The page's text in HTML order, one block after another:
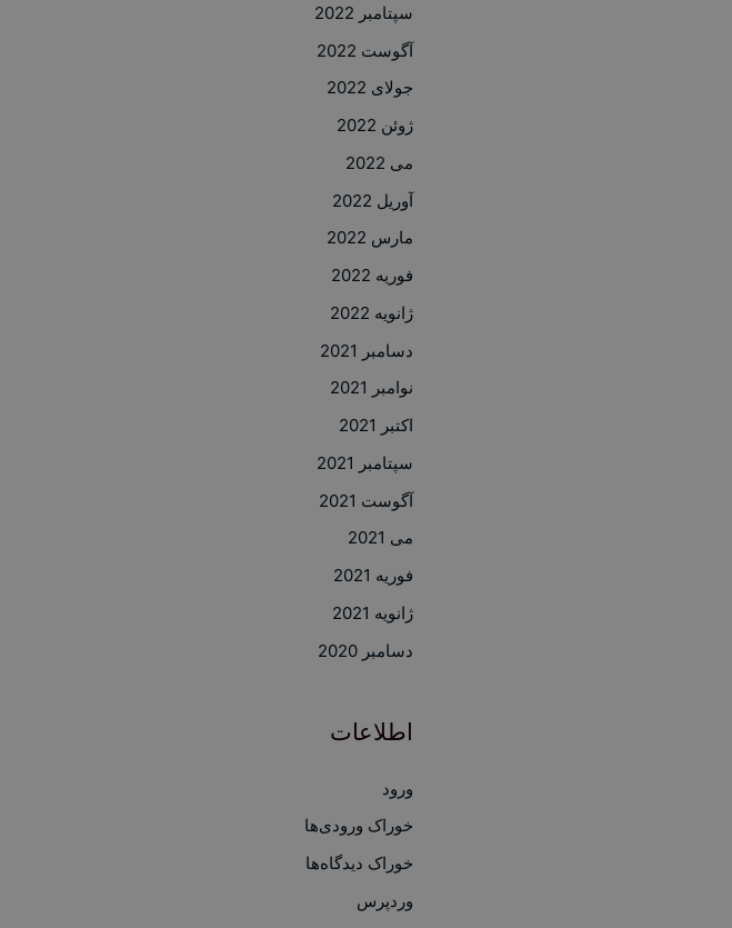
سپتامبر 2022
آگوست 2022
جولای 2022
ژوئن 2022
می 2022
آوریل 2022
مارس 2022
فوریه 2022
ژانویه 2022
دسامبر 2021
نوامبر 2021
اکتبر 2021
سپتامبر 2021
آگوست 2021
می 2021
فوریه 2021
ژانویه 2021
دسامبر 2020
اطلاعات
ورود
خوراک ورودی‌ها
خوراک دیدگاه‌ها
وردپرس